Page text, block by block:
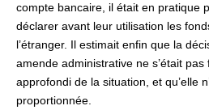
compte bancaire, il était en pratique
déclarer avant leur utilisation les
l’étranger. Il estimait enfin que la
amende administrative ne s’était
approfondi de la situation, et qu’elle
proportionnée.